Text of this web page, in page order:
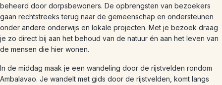
beheerd door dorpsbewoners. De opbrengsten van bezoekers
gaan rechtstreeks terug naar de gemeenschap en ondersteunen
onder andere onderwijs en lokale projecten. Met je bezoek draag
je zo direct bij aan het behoud van de natuur én aan het leven van
de mensen die hier wonen.
In de middag maak je een wandeling door de rijstvelden rondom
Ambalavao. Je wandelt met gids door de rijstvelden, komt langs